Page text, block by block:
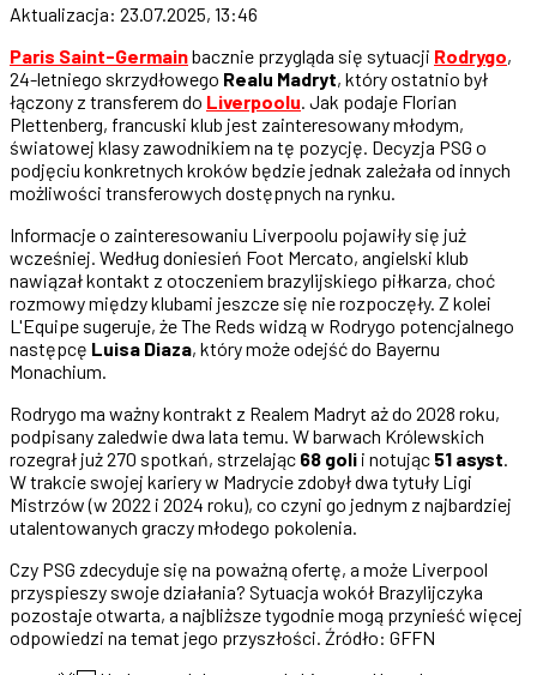
Aktualizacja: 23.07.2025, 13:46
Paris Saint-Germainbacznie przygląda się sytuacji Rodrygo,
24-letniego skrzydłowego Realu Madryt, który ostatnio był
łączony z transferem do Liverpoolu. Jak podaje Florian
Plettenberg, francuski klub jest zainteresowany młodym,
światowej klasy zawodnikiem na tę pozycję. Decyzja PSG o
podjęciu konkretnych kroków będzie jednak zależała od innych
możliwości transferowych dostępnych na rynku.
Informacje o zainteresowaniu Liverpoolu pojawiły się już
wcześniej. Według doniesień Foot Mercato, angielski klub
nawiązał kontakt z otoczeniem brazylijskiego piłkarza, choć
rozmowy między klubami jeszcze się nie rozpoczęły. Z kolei
L'Equipe sugeruje, że The Reds widzą w Rodrygo potencjalnego
następcę Luisa Diaza, który może odejść do Bayernu
Monachium.
Rodrygo ma ważny kontrakt z Realem Madryt aż do 2028 roku,
podpisany zaledwie dwa lata temu. W barwach Królewskich
rozegrał już 270 spotkań, strzelając 68 goli i notując 51 asyst.
W trakcie swojej kariery w Madrycie zdobył dwa tytuły Ligi
Mistrzów (w 2022 i 2024 roku), co czyni go jednym z najbardziej
utalentowanych graczy młodego pokolenia.
Czy PSG zdecyduje się na poważną ofertę, a może Liverpool
przyspieszy swoje działania? Sytuacja wokół Brazylijczyka
pozostaje otwarta, a najbliższe tygodnie mogą przynieść więcej
odpowiedzi na temat jego przyszłości. Źródło: GFFN